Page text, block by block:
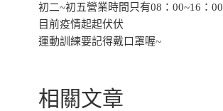
初二~初五營業時間只有08：00~16：00
目前疫情起起伏伏
運動訓練要記得戴口罩喔~
相關文章